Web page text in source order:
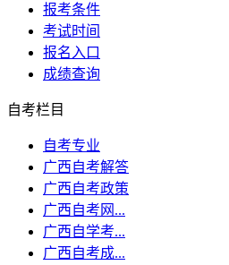
报考条件
考试时间
报名入口
成绩查询
自考栏目
自考专业
广西自考解答
广西自考政策
广西自考网...
广西自学考...
广西自考成...